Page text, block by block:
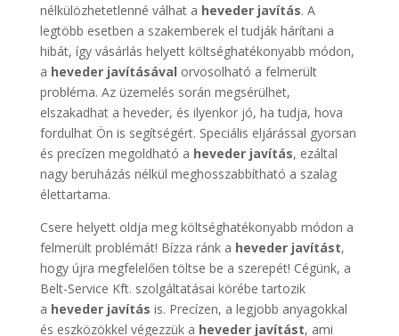
nélkülözhetetlenné válhat a heveder javítás. A
legtöbb esetben a szakemberek el tudják hárítani a
hibát, így vásárlás helyett költséghatékonyabb módon,
a heveder javításával orvosolható a felmerült
probléma. Az üzemelés során megsérülhet,
elszakadhat a heveder, és ilyenkor jó, ha tudja, hova
fordulhat Ön is segítségért. Speciális eljárással gyorsan
és precízen megoldható a heveder javítás, ezáltal
nagy beruházás nélkül meghosszabbítható a szalag
élettartama.
Csere helyett oldja meg költséghatékonyabb módon a
felmerült problémát! Bízza ránk a heveder javítást,
hogy újra megfelelően töltse be a szerepét! Cégünk, a
Belt-Service Kft. szolgáltatásai körébe tartozik
a heveder javítás is. Precízen, a legjobb anyagokkal
és eszközökkel végezzük a heveder javítást, ami